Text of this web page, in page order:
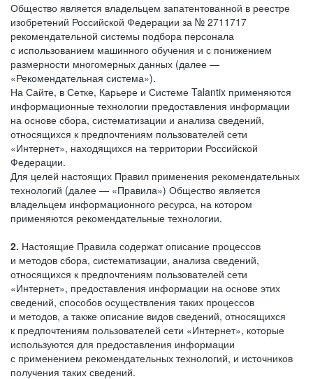
Общество является владельцем запатентованной в реестре
изобретений Российской Федерации за № 2711717
рекомендательной системы подбора персонала
с использованием машинного обучения и с понижением
размерности многомерных данных (далее —
«Рекомендательная система»).
На Сайте, в Сетке, Карьере и Системе Talantix применяются
информационные технологии предоставления информации
на основе сбора, систематизации и анализа сведений,
относящихся к предпочтениям пользователей сети
«Интернет», находящихся на территории Российской
Федерации.
Для целей настоящих Правил применения рекомендательных
технологий (далее — «Правила») Общество является
владельцем информационного ресурса, на котором
применяются рекомендательные технологии.
2. Настоящие Правила содержат описание процессов
и методов сбора, систематизации, анализа сведений,
относящихся к предпочтениям пользователей сети
«Интернет», предоставления информации на основе этих
сведений, способов осуществления таких процессов
и методов, а также описание видов сведений, относящихся
к предпочтениям пользователей сети «Интернет», которые
используются для предоставления информации
с применением рекомендательных технологий, и источников
получения таких сведений.